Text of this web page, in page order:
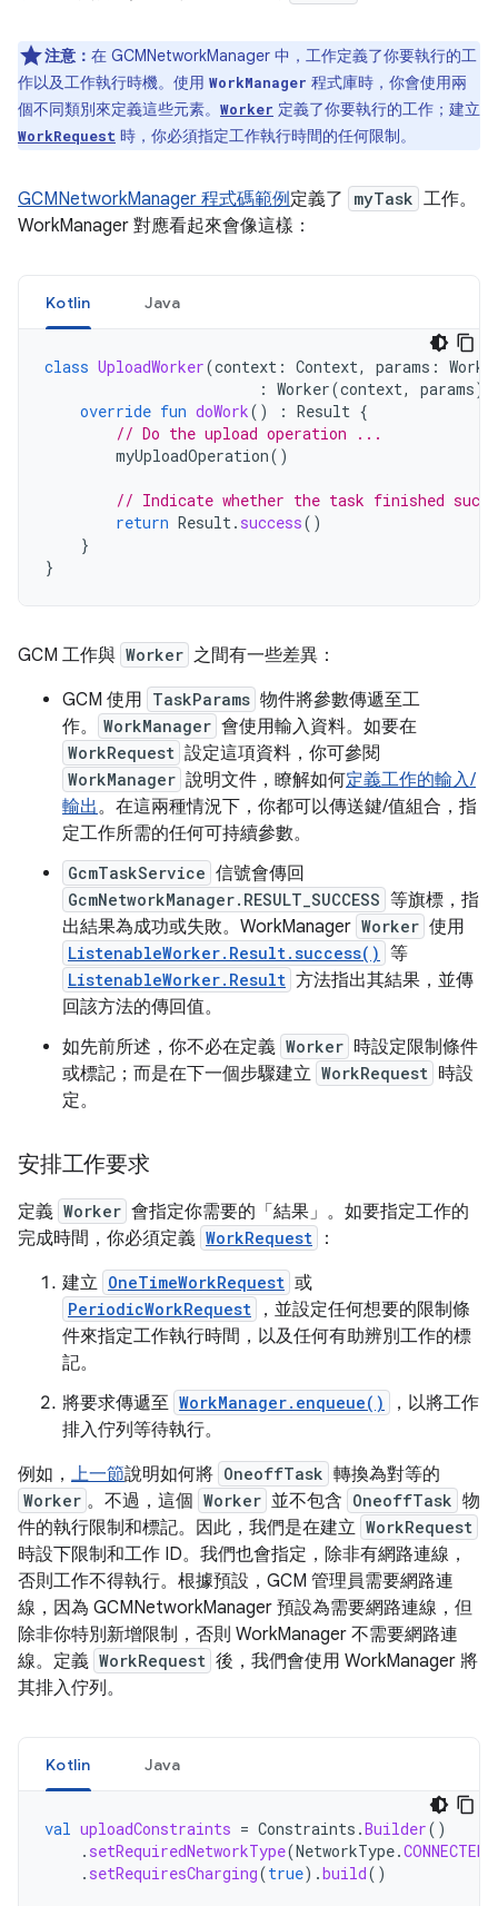
注意： 在 GCMNetworkManager 中，工作定義了你要執行的工
作以及工作執行時機。使用 WorkManager 程式庫時，你會使用兩
個不同類別來定義這些元素。 Worker 定義了你要執行的工作；建立
WorkRequest 時，你必須指定工作執行時間的任何限制。
GCMNetworkManager 程式碼範例定義了 myTask 工作。
WorkManager 對應看起來會像這樣：
Kotlin Java
class UploadWorker(context : Context, params :
: Worker(context, params)
override fun doWork() : Result {
// Do the upload operation ...
myUploadOperation()
// Indicate whether the task finished
return Result. success()
}
}
GCM 工作與 Worker 之間有一些差異：
GCM 使用 TaskParams 物件將參數傳遞至工
作。
WorkManager 會使用輸入資料。如要在
WorkRequest 設定這項資料，你可參閱
WorkManager 說明文件，瞭解如何定義工作的輸入/
輸出。在這兩種情況下，你都可以傳送鍵/值組合，指
定工作所需的任何可持續參數。
GcmTaskService 信號會傳回
GcmNetworkManager.RESULT_SUCCESS 等旗標，指
出結果為成功或失敗。WorkManager Worker 使用
ListenableWorker.Result.success() 等
ListenableWorker.Result 方法指出其結果，並傳
回該方法的傳回值。
如先前所述，你不必在定義 Worker 時設定限制條件
或標記；而是在下一個步驟建立 WorkRequest 時設
定。
安排工作要求
定義 Worker 會指定你需要的「結果」 。如要指定工作的
完成時間，你必須定義 WorkRequest
：
建立 OneTimeWorkRequest 或
PeriodicWorkRequest
，並設定任何想要的限制條
件來指定工作執行時間，以及任何有助辨別工作的標
記。
將要求傳遞至 WorkManager.enqueue()
，以將工作
排入佇列等待執行。
例如， 上一節說明如何將 OneoffTask 轉換為對等的
Worker 。不過，這個 Worker 並不包含 OneoffTask 物
件的執行限制和標記。因此，我們是在建立 WorkRequest
時設下限制和工作 ID。我們也會指定，除非有網路連線，
否則工作不得執行。根據預設，GCM 管理員需要網路連
線，因為 GCMNetworkManager 預設為需要網路連線，但
除非你特別新增限制，否則 WorkManager 不需要網路連
線。定義 WorkRequest 後，我們會使用 WorkManager 將
其排入佇列。
Kotlin Java
val uploadConstraints = Constraints .Builder()
. setRequiredNetworkType(NetworkType.CONNECTED
. setRequiresCharging(true).build()